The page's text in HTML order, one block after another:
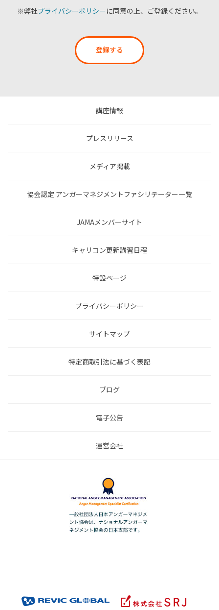
※弊社プライバシーポリシーに同意の上、ご登録ください。
登録する
講座情報
プレスリリース
メディア掲載
協会認定 アンガーマネジメントファシリテーター一覧
JAMAメンバーサイト
キャリコン更新講習日程
特設ページ
プライバシーポリシー
サイトマップ
特定商取引法に基づく表記
ブログ
電子公告
運営会社